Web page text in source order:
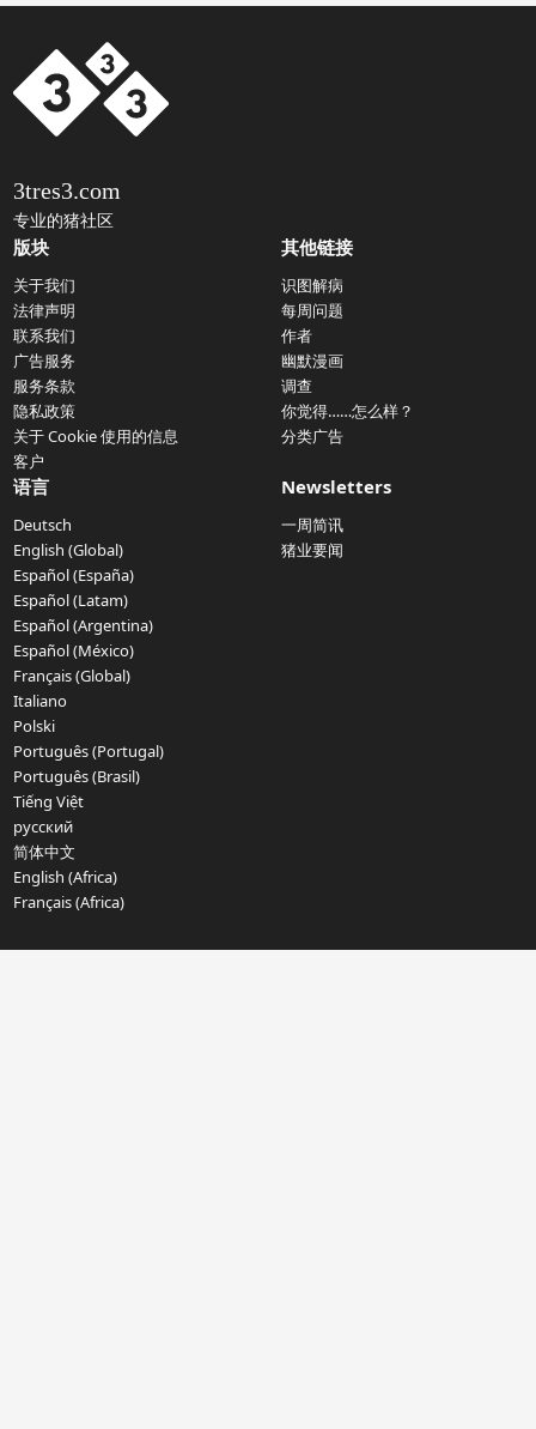
3tres3.com
专业的猪社区
版块
关于我们
法律声明
联系我们
广告服务
服务条款
隐私政策
关于 Cookie 使用的信息
客户
其他链接
识图解病
每周问题
作者
幽默漫画
调查
你觉得……怎么样？
分类广告
语言
Deutsch
English (Global)
Español (España)
Español (Latam)
Español (Argentina)
Español (México)
Français (Global)
Italiano
Polski
Português (Portugal)
Português (Brasil)
Tiếng Việt
русский
简体中文
English (Africa)
Français (Africa)
Newsletters
一周简讯
猪业要闻